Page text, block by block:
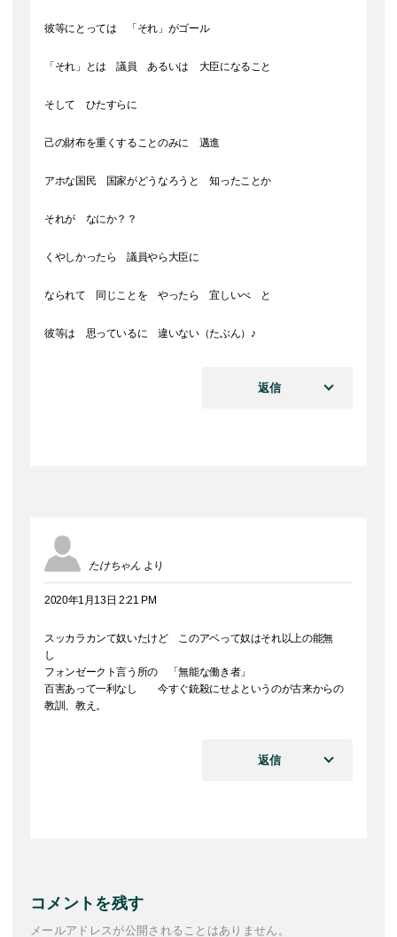
彼等にとっては 「それ」がゴール
「それ」とは 議員 あるいは 大臣になること
そして ひたすらに
己の財布を重くすることのみに 邁進
アホな国民 国家がどうなろうと 知ったことか
それが なにか？？
くやしかったら 議員やら大臣に
なられて 同じことを やったら 宜しいべ と
彼等は 思っているに 違いない（たぶん）♪
返信
たけちゃん より
2020年1月13日 2:21 PM
スッカラカンて奴いたけど このアベって奴はそれ以上の能無
し
フォンゼークト言う所の 「無能な働き者」
百害あって一利なし 今すぐ銃殺にせよというのが古来からの
教訓、教え。
返信
コメントを残す
メールアドレスが公開されることはありません。